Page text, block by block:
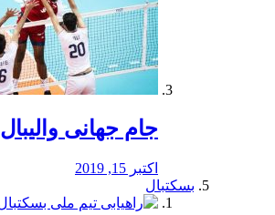
جام جهانی والیبال
اکتبر 15, 2019
بسکتبال